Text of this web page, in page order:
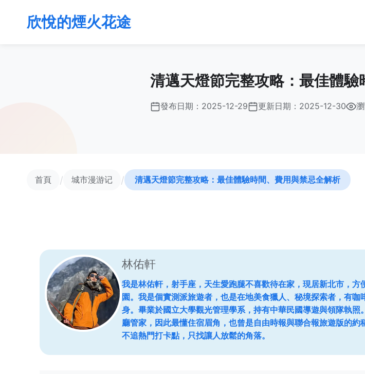
欣悅的煙火花途
清邁天燈節完整攻略：最佳體
發布日期： 2025-12-29 更新日期： 2025-12-30
首頁 / 城市漫游记 / 清邁天燈節完整攻略：最佳體驗時間、費用與禁忌全解析
林佑軒
我是林佑軒，射手座，天生愛跑腿不喜歡待在家，現居新北市，方
園。我是個實測派旅遊者，也是在地美食獵人、秘境探索者，有咖
身。畢業於國立大學觀光管理學系，持有中華民國導遊與領隊執照
廳管家，因此最懂住宿眉角，也曾是自由時報與聯合報旅遊版的約
不追熱門打卡點，只找讓人放鬆的角落。